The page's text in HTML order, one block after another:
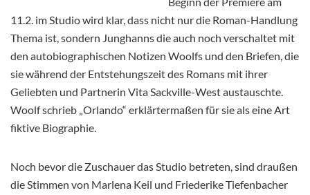
11.2. im Studio wird klar, dass nicht nur die Roman-Handlung
Thema ist, sondern Junghanns die auch noch verschaltet mit
den autobiographischen Notizen Woolfs und den Briefen, die
sie während der Entstehungszeit des Romans mit ihrer
Geliebten und Partnerin Vita Sackville-West austauschte.
Woolf schrieb „Orlando“ erklärtermaßen für sie als eine Art
fiktive Biographie.
Noch bevor die Zuschauer das Studio betreten, sind draußen
die Stimmen von Marlena Keil und Friederike Tiefenbacher